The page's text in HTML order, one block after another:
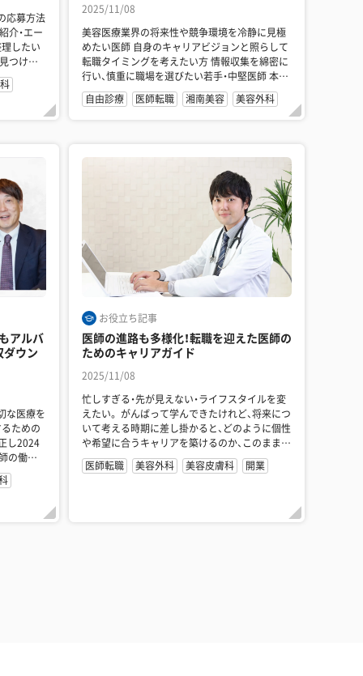
応募方法
したい
2025/11/08
美容医療業界の将来性や競争環境を冷静に見極
めたい医師 自身のキャリアビジョンと照らして
転職タイミングを考えたい方 情報収集を綿密に
行い、慎重に職場を選びたい若手・中堅医師 本連
載の第一...
自由診療 医師転職 湘南美容 美容外科
アルバ
ダウン
な医療を
ための
し2024
の働き
お役立ち記事
医師の進路も多様化！転職を迎えた医師の
ためのキャリアガイド
2025/11/08
忙しすぎる・先が見えない・ライフスタイルを変
えたい。 がんばって学んできたけれど、将来につ
いて考える時期に差し掛かると、どのように個性
や希望に合うキャリアを築けるのか、このままで
良いのか、と考えてしま...
医師転職 美容外科 美容皮膚科 開業